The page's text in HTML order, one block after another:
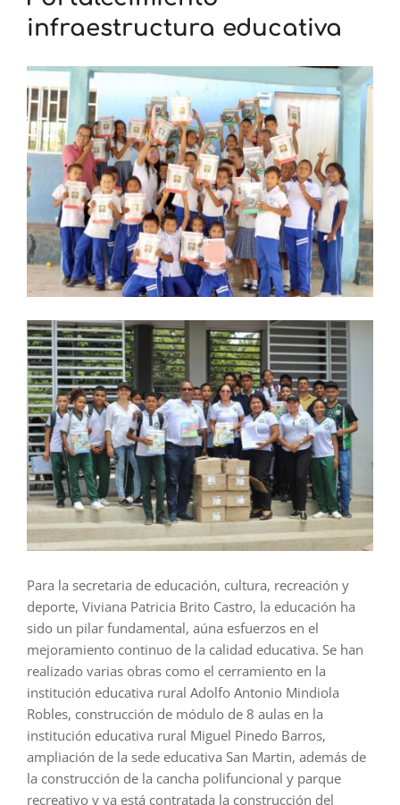
infraestructura educativa
Para la secretaria de educación, cultura, recreación y
deporte, Viviana Patricia Brito Castro, la educación ha
sido un pilar fundamental, aúna esfuerzos en el
mejoramiento continuo de la calidad educativa. Se han
realizado varias obras como el cerramiento en la
institución educativa rural Adolfo Antonio Mindiola
Robles, construcción de módulo de 8 aulas en la
institución educativa rural Miguel Pinedo Barros,
ampliación de la sede educativa San Martin, además de
la construcción de la cancha polifuncional y parque
recreativo y ya está contratada la construcción del